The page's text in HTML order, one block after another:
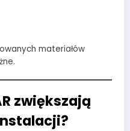
materiałów
zwiększają